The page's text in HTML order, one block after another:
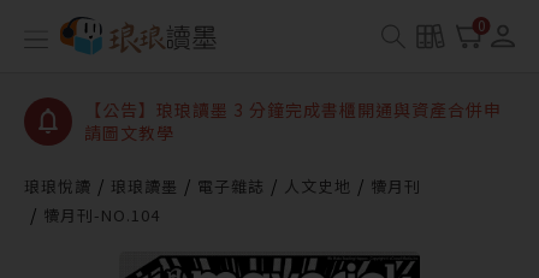
0
【公告】琅琅讀墨數位閱讀資產合併與書櫃開通申請
【公告】琅琅讀墨 3 分鐘完成書櫃開通與資產合併申
請圖文教學
查詢
【公告】琅琅讀墨數位閱讀資產合併與書櫃開通申請
琅琅悅讀 琅琅讀墨 電子雜誌 人文史地
犢月刊
犢月刊-NO.104